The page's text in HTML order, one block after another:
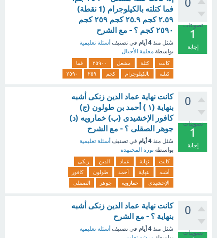
0
تصويتات
1
إجابة
فما كتلته بالكيلوجرام (1 نقطة)
٢.٥٩ كجم ٢٥.٩ كجم ٢٥٩ كجم
٢٥٩٠ كجم ؟ - مع الشرح
سُئل منذ 4 أيام في تصنيف أسئلة تعليمية
بواسطة معلمة الأجيال
كانت كتلة مشعل ٢٥٩٠٠
فما
كتلته
بالكيلوجرام كجم ٢٥٩ ٢٥٩٠
0
تصويتات
1
إجابة
كانت نهاية عماد الدين زنكى أشبه
بنهاية (١ ) أحمد بن طولون (ج)
كافور الإخشيدى (ب) خمارويه (د)
جوهر الصقلى ؟ - مع الشرح
سُئل منذ 4 أيام في تصنيف أسئلة تعليمية
بواسطة نورة المجتهدة
كانت نهاية عماد الدين
زنكى
أشبه
بنهاية أحمد طولون
كافور
الإخشيدى
خمارويه جوهر الصقلى
0
تصويتات
كانت نهاية عماد الدين زنكى أشبه
بنهاية ؟ - مع الشرح
سُئل منذ 4 أيام في تصنيف أسئلة تعليمية